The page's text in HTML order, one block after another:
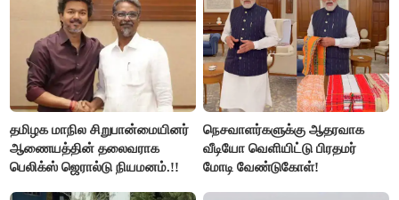
தமிழக மாநில சிறுபான்மையினர்
ஆணையத்தின் தலைவராக
பெலிக்ஸ் ஜெரால்டு நியமனம்.!!
நெசவாளர்களுக்கு ஆதரவாக
வீடியோ வெளியிட்டு பிரதமர்
மோடி வேண்டுகோள்!